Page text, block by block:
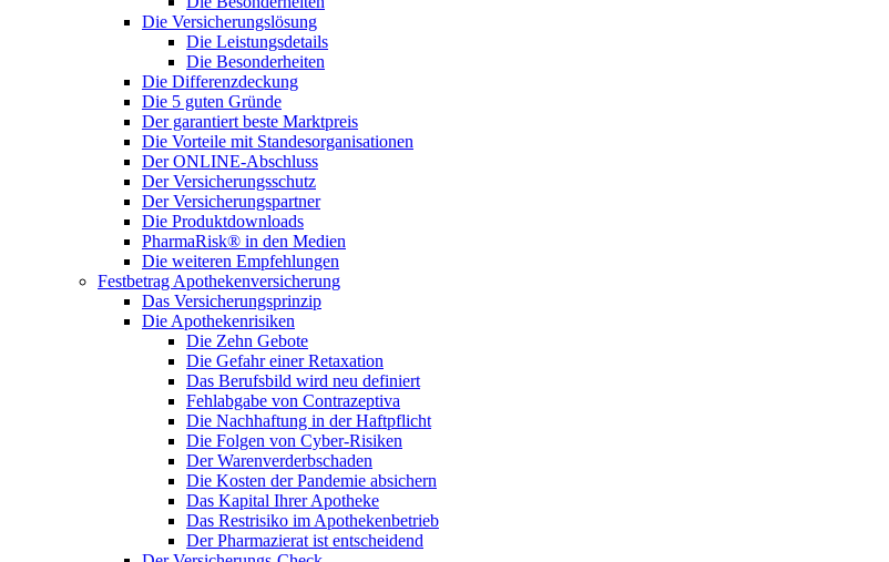
Die Versicherungslösung
Die Leistungsdetails
Die Besonderheiten
Die Differenzdeckung
Die 5 guten Gründe
Der garantiert beste Marktpreis
Die Vorteile mit Standesorganisationen
Der ONLINE-Abschluss
Der Versicherungsschutz
Der Versicherungspartner
Die Produktdownloads
PharmaRisk® in den Medien
Die weiteren Empfehlungen
Festbetrag Apothekenversicherung
Das Versicherungsprinzip
Die Apothekenrisiken
Die Zehn Gebote
Die Gefahr einer Retaxation
Das Berufsbild wird neu definiert
Fehlabgabe von Contrazeptiva
Die Nachhaftung in der Haftpflicht
Die Folgen von Cyber-Risiken
Der Warenverderbschaden
Die Kosten der Pandemie absichern
Das Kapital Ihrer Apotheke
Das Restrisiko im Apothekenbetrieb
Der Pharmazierat ist entscheidend